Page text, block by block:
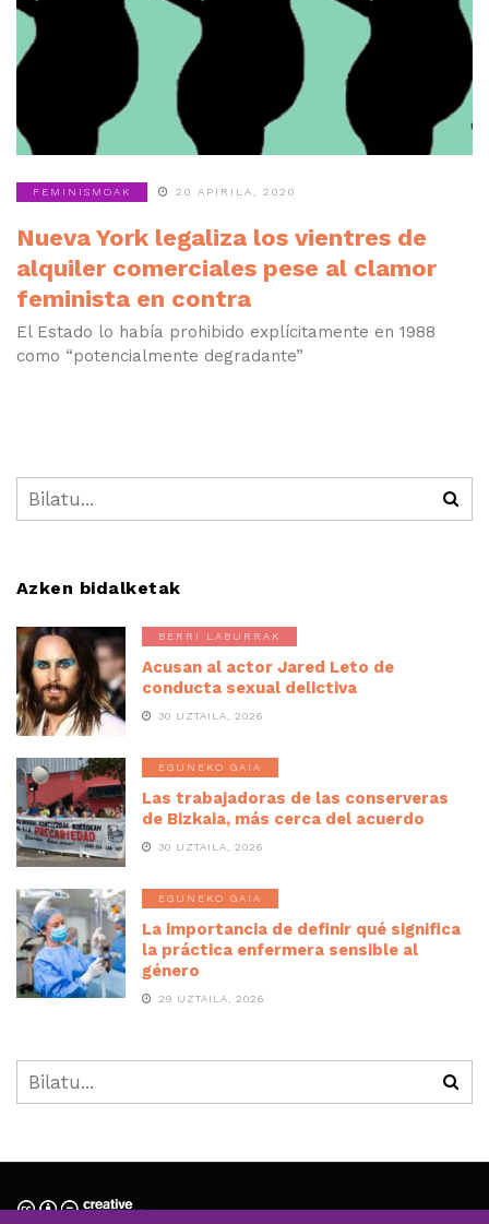
FEMINISMOAK 20 APIRILA, 2020
Nueva York legaliza los vientres de
alquiler comerciales pese al clamor
feminista en contra
El Estado lo había prohibido explícitamente en 1988
como “potencialmente degradante”
Azken bidalketak
BERRI LABURRAK
Acusan al actor Jared Leto de
conducta sexual delictiva
30 UZTAILA, 2026
EGUNEKO GAIA
Las trabajadoras de las conserveras
de Bizkaia, más cerca del acuerdo
30 UZTAILA, 2026
EGUNEKO GAIA
La importancia de definir qué significa
la práctica enfermera sensible al
género
29 UZTAILA, 2026